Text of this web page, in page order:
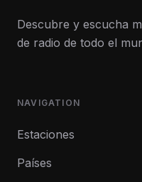
Descubre y escucha
de radio de todo el
NAVIGATION
Estaciones
Países